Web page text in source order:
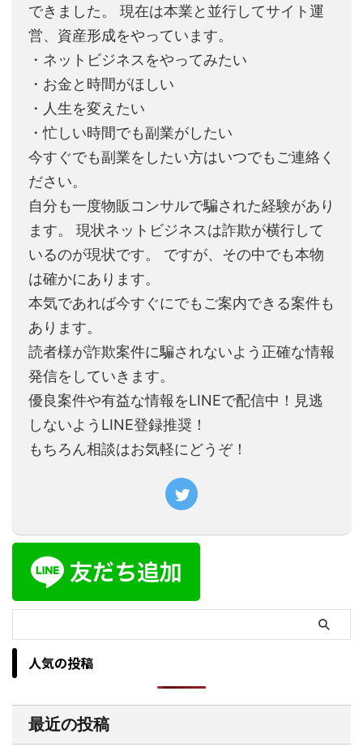
できました。 現在は本業と並行してサイト運
営、資産形成をやっています。
・ネットビジネスをやってみたい
・お金と時間がほしい
・人生を変えたい
・忙しい時間でも副業がしたい
今すぐでも副業をしたい方はいつでもご連絡く
ださい。
自分も一度物販コンサルで騙された経験があり
ます。 現状ネットビジネスは詐欺が横行して
いるのが現状です。 ですが、その中でも本物
は確かにあります。
本気であれば今すぐにでもご案内できる案件も
あります。
読者様が詐欺案件に騙されないよう正確な情報
発信をしていきます。
優良案件や有益な情報をLINEで配信中！見逃
しないようLINE登録推奨！
もちろん相談はお気軽にどうぞ！
人気の投稿
最近の投稿